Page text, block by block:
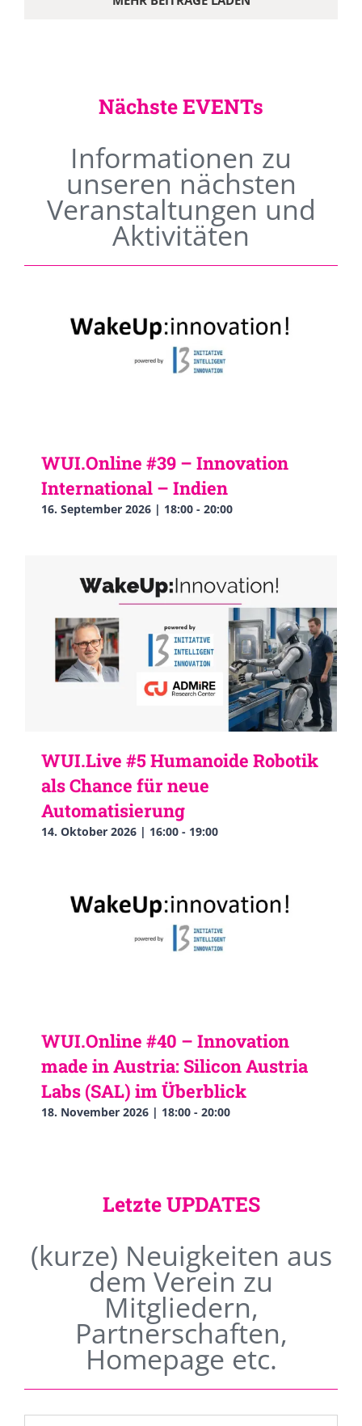
Nächste EVENTs
Informationen zu
unseren nächsten
Veranstaltungen und
Aktivitäten
WUI.Online #39 – Innovation
International – Indien
16. September 2026 | 18:00 - 20:00
WUI.Live #5 Humanoide Robotik
als Chance für neue
Automatisierung
14. Oktober 2026 | 16:00 - 19:00
WUI.Online #40 – Innovation
made in Austria: Silicon Austria
Labs (SAL) im Überblick
18. November 2026 | 18:00 - 20:00
Letzte UPDATES
(kurze) Neuigkeiten aus
dem Verein zu
Mitgliedern,
Partnerschaften,
Homepage etc.